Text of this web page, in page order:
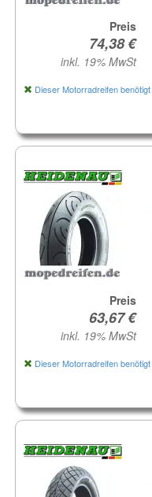
Preis
inkl. 19% MwSt
Dieser Motorradreifen benötigt
Preis
inkl. 19% MwSt
Dieser Motorradreifen benötigt